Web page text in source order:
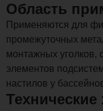
Область
Применяются для
промежуточных
монтажных уголков,
элементов
настилов у
Технические